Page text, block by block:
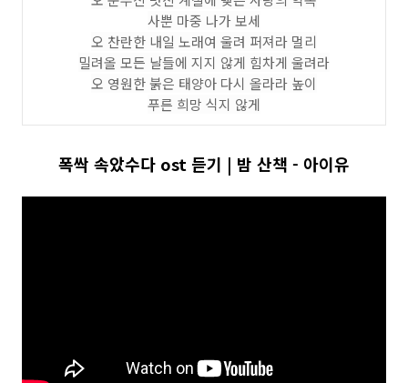
사뿐 마중 나가 보세
오 찬란한 내일 노래여 울려 퍼져라 멀리
밀려올 모든 날들에 지지 않게 힘차게 울려라
오 영원한 붉은 태양아 다시 올라라 높이
푸른 희망 식지 않게
폭싹 속았수다 ost 듣기 | 밤 산책 - 아이유